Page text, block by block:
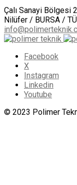
Çalı Sanayi Bölgesi
Nilüfer / BURSA /
Facebook
X
Instagram
Linkedin
Youtube
© 2023 Polimer